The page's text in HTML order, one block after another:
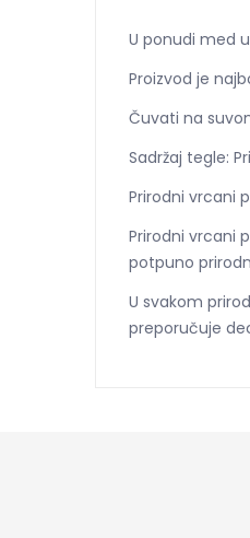
U ponudi med
Proizvod je
Čuvati na
Sadržaj tegle:
Prirodni vrcani
Prirodni vrcani
potpuno
U svakom
preporučuje